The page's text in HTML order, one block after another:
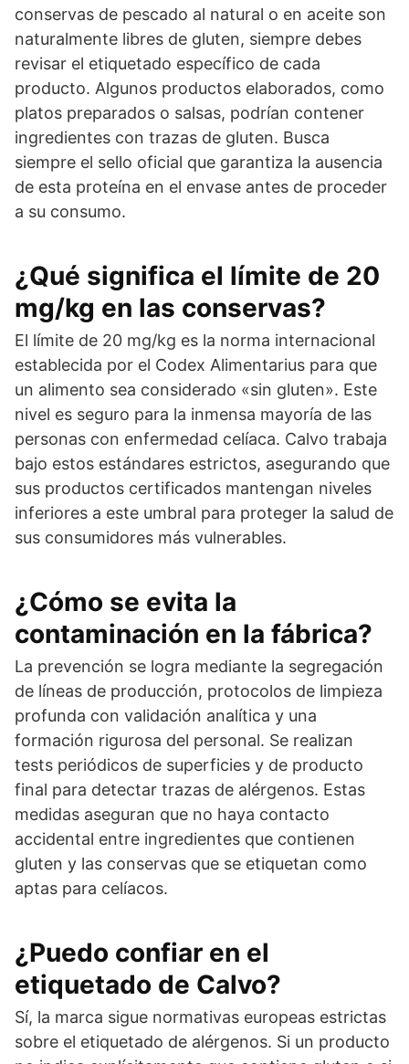
conservas de pescado al natural o en aceite son
naturalmente libres de gluten, siempre debes
revisar el etiquetado específico de cada
producto. Algunos productos elaborados, como
platos preparados o salsas, podrían contener
ingredientes con trazas de gluten. Busca
siempre el sello oficial que garantiza la ausencia
de esta proteína en el envase antes de proceder
a su consumo.
¿Qué significa el límite de 20
mg/kg en las conservas?
El límite de 20 mg/kg es la norma internacional
establecida por el Codex Alimentarius para que
un alimento sea considerado «sin gluten». Este
nivel es seguro para la inmensa mayoría de las
personas con enfermedad celíaca. Calvo trabaja
bajo estos estándares estrictos, asegurando que
sus productos certificados mantengan niveles
inferiores a este umbral para proteger la salud de
sus consumidores más vulnerables.
¿Cómo se evita la
contaminación en la fábrica?
La prevención se logra mediante la segregación
de líneas de producción, protocolos de limpieza
profunda con validación analítica y una
formación rigurosa del personal. Se realizan
tests periódicos de superficies y de producto
final para detectar trazas de alérgenos. Estas
medidas aseguran que no haya contacto
accidental entre ingredientes que contienen
gluten y las conservas que se etiquetan como
aptas para celíacos.
¿Puedo confiar en el
etiquetado de Calvo?
Sí, la marca sigue normativas europeas estrictas
sobre el etiquetado de alérgenos. Si un producto